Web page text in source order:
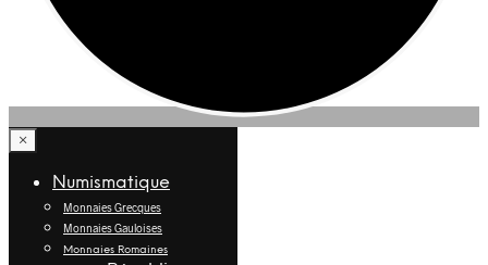
×
Numismatique
Monnaies Grecques
Monnaies Gauloises
Monnaies Romaines